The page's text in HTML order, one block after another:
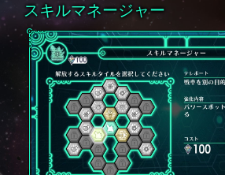
スキルマネージャー